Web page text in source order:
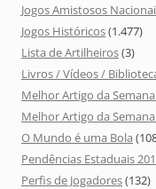
Jogos Amistosos
Jogos Históricos(1.477)
Lista de Artilheiros(3)
Livros / Vídeos /
Melhor Artigo da
Melhor Artigo da
O Mundo é uma Bola
Pendências Estaduais
Perfis de Jogadores(132)